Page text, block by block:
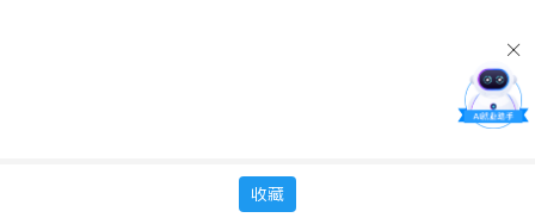
收藏